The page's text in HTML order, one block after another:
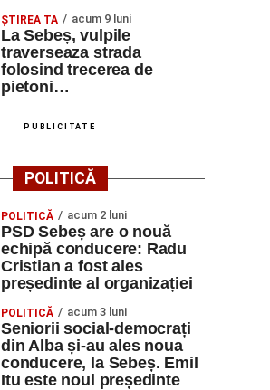
ŞTIREA TA acum 9 luni
La Sebeș, vulpile
traverseaza strada
folosind trecerea de
pietoni…
PUBLICITATE
POLITICĂ
POLITICĂ acum 2 luni
PSD Sebeș are o nouă
echipă conducere: Radu
Cristian a fost ales
președinte al organizației
POLITICĂ acum 3 luni
Seniorii social-democrați
din Alba și-au ales noua
conducere, la Sebeș. Emil
Itu este noul președinte